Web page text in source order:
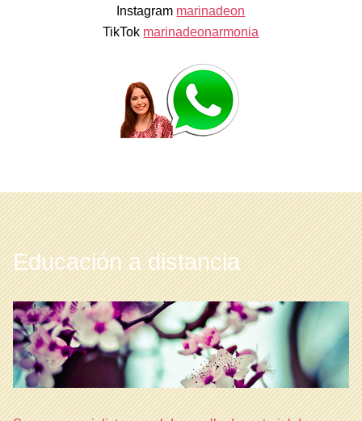
Instagram marinadeon
TikTok marinadeonarmonia
Educación a distancia